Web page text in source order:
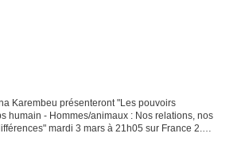
Karembeu présenteront "Les pouvoirs
humain - Hommes/animaux : Nos relations, nos
mardi 3 mars à 21h05 sur France 2.